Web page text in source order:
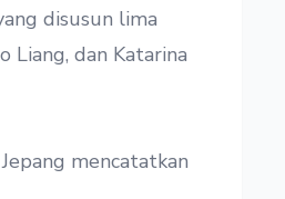
disusun lima
Liang, dan Katarina
mencatatkan